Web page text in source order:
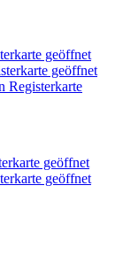
geöffnet
geöffnet
Registerkarte
geöffnet
geöffnet